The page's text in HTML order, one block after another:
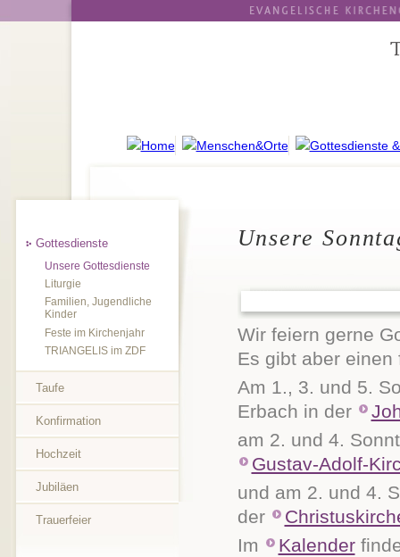
Gottesdienste
Unsere Gottesdienste
Liturgie
Familien, Jugendliche
Kinder
Feste im Kirchenjahr
TRIANGELIS im ZDF
Taufe
Konfirmation
Hochzeit
Jubiläen
Trauerfeier
Unsere
Wir feiern gerne
Es gibt aber
Am 1., 3. und 5.
Erbach in der
am 2. und 4.
Gustav-Adolf-
und am 2. und 4.
der
Im
Kalender